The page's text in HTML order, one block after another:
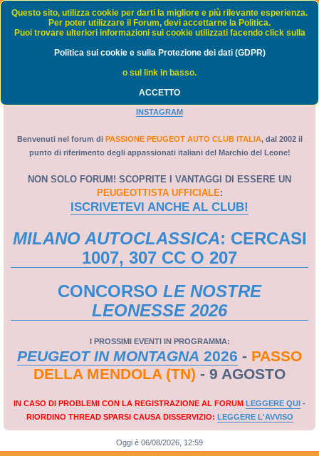
Passione Peugeot Auto Club Italia - FORUM
GRUPPO FACEBOOK
INSTAGRAM
Benvenuti nel forum di PASSIONE PEUGEOT AUTO CLUB ITALIA, dal 2002 il
punto di riferimento degli appassionati italiani del Marchio del Leone!
NON SOLO FORUM! SCOPRITE I VANTAGGI DI ESSERE UN
PEUGEOTTISTA UFFICIALE:
ISCRIVETEVI ANCHE AL CLUB!
MILANO AUTOCLASSICA: CERCASI
1007, 307 CC O 207
CONCORSO LE NOSTRE
LEONESSE 2026
I PROSSIMI EVENTI IN PROGRAMMA:
PEUGEOT IN MONTAGNA 2026 - PASSO
DELLA MENDOLA (TN) - 9 AGOSTO
IN CASO DI PROBLEMI CON LA REGISTRAZIONE AL FORUM LEGGERE QUI -
RIORDINO THREAD SPARSI CAUSA DISSERVIZIO: LEGGERE L'AVVISO
Oggi è 06/08/2026, 12:59
Questo sito, utilizza cookie per darti la migliore e più rilevante esperienza.
Per poter utilizzare il Forum, devi accettarne la Politica.
Puoi trovare ulteriori informazioni sui cookie utilizzati facendo click sulla
Politica sui cookie e sulla Protezione dei dati (GDPR)
o sul link in basso.
ACCETTO